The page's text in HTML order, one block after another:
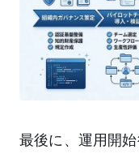
最後に、運用開